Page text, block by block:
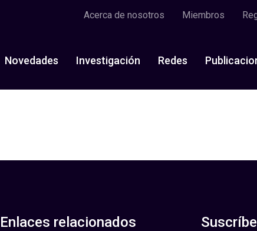
Acerca de nosotros Miembros
Novedades Investigación Redes
Enlaces relacionados